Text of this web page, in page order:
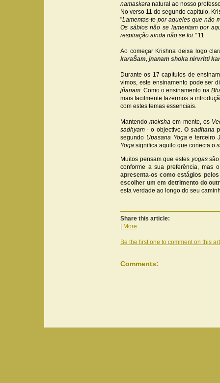
namaskara natural ao nosso
No verso 11 do segundo capítulo,
"Lamentas-te por aqueles que não
Os sábios não se lamentam por
respiração ainda não se foi."11
Ao começar Krishna deixa logo
karaŠam, jnanam shoka nirvritti
Durante os 17 capítulos de
vimos, este ensinamento pode ser
jñanam. Como o ensinamento na
mais facilmente fazermos a
com estes temas essenciais.
Mantendomoksha em mente, os
sadhyam - o objectivo. Osadhana
segundo Upasana Yogae terceiro
Yoga significa aquilo que conecta o
Muitos pensam que estes yogassão
conforme a sua preferência, mas
apresenta-os como estágios
escolher um em detrimento do
esta verdade ao longo do seu
Share this article:
More
Be the first one to comment on this
Comments: